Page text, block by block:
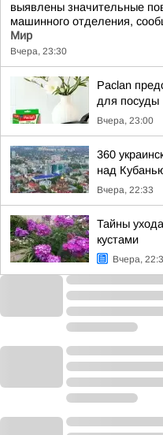
выявлены значительные
машинного отделения,
Мир
Вчера, 23:30
Paclan
для посуды
Вчера, 23:00
360
над
Вчера, 22:33
Тайны
кустами
Вчера,